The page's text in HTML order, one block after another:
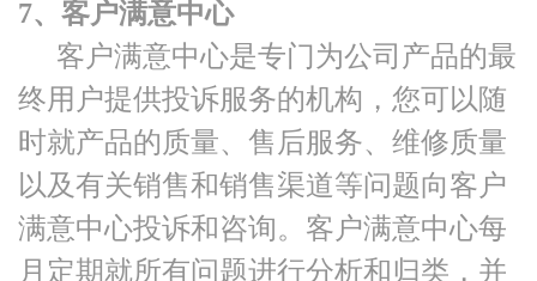
7、客户满意中心
客户满意中心是专门为公司产品的最
终用户提供投诉服务的机构，您可以随
时就产品的质量、售后服务、维修质量
以及有关销售和销售渠道等问题向客户
满意中心投诉和咨询。客户满意中心每
月定期就所有问题进行分析和归类，并